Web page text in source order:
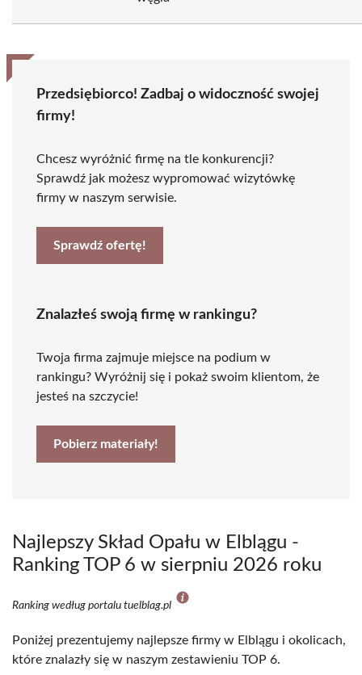
Przedsiębiorco! Zadbaj o widoczność swojej
firmy!
Chcesz wyróżnić firmę na tle konkurencji?
Sprawdź jak możesz wypromować wizytówkę
firmy w naszym serwisie.
Sprawdź ofertę!
Znalazłeś swoją firmę w rankingu?
Twoja firma zajmuje miejsce na podium w
rankingu? Wyróżnij się i pokaż swoim klientom, że
jesteś na szczycie!
Pobierz materiały!
Najlepszy Skład Opału w Elblągu -
Ranking TOP 6 w sierpniu 2026 roku
Ranking według portalu tuelblag.pl
Poniżej prezentujemy najlepsze firmy w Elblągu i okolicach,
które znalazły się w naszym zestawieniu TOP 6.